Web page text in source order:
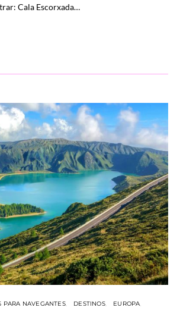
Cala Escorxada…
PARA NAVEGANTES DESTINOS
EUROPA